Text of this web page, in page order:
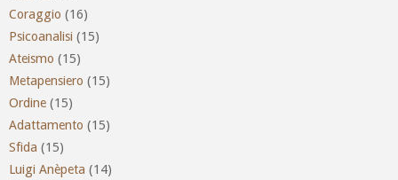
Coraggio (16)
Psicoanalisi (15)
Ateismo (15)
Metapensiero (15)
Ordine (15)
Adattamento (15)
Sfida (15)
Luigi Anèpeta (14)